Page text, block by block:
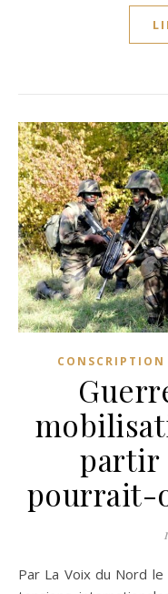
partir
pourrait-
Par La Voix du Nord le 7 mars 2025 Dans un contexte de